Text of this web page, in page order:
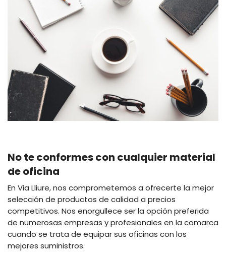
No te conformes con cualquier material
de oficina
En Via Lliure, nos comprometemos a ofrecerte la mejor
selección de productos de calidad a precios
competitivos. Nos enorgullece ser la opción preferida
de numerosas empresas y profesionales en la comarca
cuando se trata de equipar sus oficinas con los
mejores suministros.